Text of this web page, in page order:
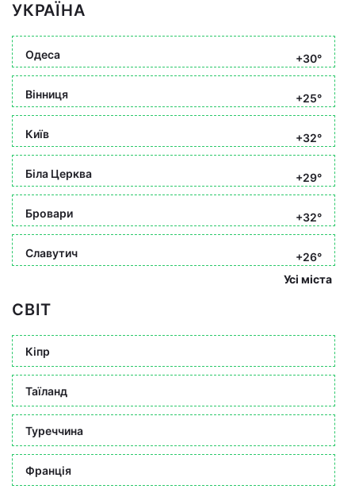
УКРАЇНА
Одеса +30°
Вінниця +25°
Київ +32°
Біла Церква +29°
Бровари +32°
Славутич
+26°
Усі міста
СВІТ
Кіпр
Таїланд
Туреччина
Франція